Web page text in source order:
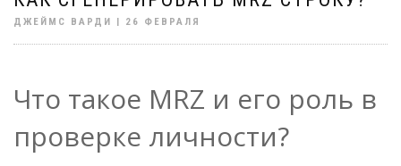
ДЖЕЙМС ВАРДИ | 26 ФЕВРАЛЯ
Что такое MRZ и его роль в
проверке личности?